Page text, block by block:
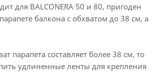
для BALCONERA 50 и 80, пригоден
балкона с обхватом до 38 см, а
парапета составляет более 38 см, то
удлиненные ленты для крепления